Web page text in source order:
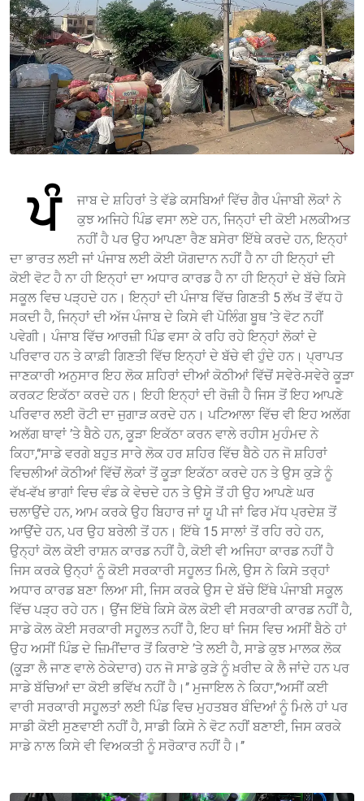
ਪੰ
ਜਾਬ ਦੇ ਸ਼ਹਿਰਾਂ ਤੇ ਵੱਡੇ ਕਸਬਿਆਂ ਵਿੱਚ ਗੈਰ ਪੰਜਾਬੀ ਲੋਕਾਂ ਨੇ
ਕੁਝ ਅਜਿਹੇ ਪਿੰਡ ਵਸਾ ਲਏ ਹਨ, ਜਿਨ੍ਹਾਂ ਦੀ ਕੋਈ ਮਲਕੀਅਤ
ਨਹੀਂ ਹੈ ਪਰ ਉਹ ਆਪਣਾ ਰੈਣ ਬਸੇਰਾ ਇੱਥੇ ਕਰਦੇ ਹਨ, ਇਨ੍ਹਾਂ
ਦਾ ਭਾਰਤ ਲਈ ਜਾਂ ਪੰਜਾਬ ਲਈ ਕੋਈ ਯੋਗਦਾਨ ਨਹੀਂ ਹੈ ਨਾ ਹੀ ਇਨ੍ਹਾਂ ਦੀ
ਕੋਈ ਵੋਟ ਹੈ ਨਾ ਹੀ ਇਨ੍ਹਾਂ ਦਾ ਅਧਾਰ ਕਾਰਡ ਹੈ ਨਾ ਹੀ ਇਨ੍ਹਾਂ ਦੇ ਬੱਚੇ ਕਿਸੇ
ਸਕੂਲ ਵਿਚ ਪੜ੍ਹਦੇ ਹਨ। ਇਨ੍ਹਾਂ ਦੀ ਪੰਜਾਬ ਵਿੱਚ ਗਿਣਤੀ 5 ਲੱਖ ਤੋਂ ਵੱਧ ਹੋ
ਸਕਦੀ ਹੈ, ਜਿਨ੍ਹਾਂ ਦੀ ਅੱਜ ਪੰਜਾਬ ਦੇ ਕਿਸੇ ਵੀ ਪੋਲਿੰਗ ਬੂਥ ’ਤੇ ਵੋਟ ਨਹੀਂ
ਪਵੇਗੀ। ਪੰਜਾਬ ਵਿੱਚ ਆਰਜ਼ੀ ਪਿੰਡ ਵਸਾ ਕੇ ਰਹਿ ਰਹੇ ਇਨ੍ਹਾਂ ਲੋਕਾਂ ਦੇ
ਪਰਿਵਾਰ ਹਨ ਤੇ ਕਾਫ਼ੀ ਗਿਣਤੀ ਵਿੱਚ ਇਨ੍ਹਾਂ ਦੇ ਬੱਚੇ ਵੀ ਹੁੰਦੇ ਹਨ। ਪ੍ਰਾਪਤ
ਜਾਣਕਾਰੀ ਅਨੁਸਾਰ ਇਹ ਲੋਕ ਸ਼ਹਿਰਾਂ ਦੀਆਂ ਕੋਠੀਆਂ ਵਿੱਚੋਂ ਸਵੇਰੇ-ਸਵੇਰੇ ਕੂੜਾ
ਕਰਕਟ ਇਕੱਠਾ ਕਰਦੇ ਹਨ। ਇਹੀ ਇਨ੍ਹਾਂ ਦੀ ਰੋਜ਼ੀ ਹੈ ਜਿਸ ਤੋਂ ਇਹ ਆਪਣੇ
ਪਰਿਵਾਰ ਲਈ ਰੋਟੀ ਦਾ ਜੁਗਾੜ ਕਰਦੇ ਹਨ। ਪਟਿਆਲਾ ਵਿੱਚ ਵੀ ਇਹ ਅਲੱਗ
ਅਲੱਗ ਥਾਵਾਂ ’ਤੇ ਬੈਠੇ ਹਨ, ਕੂੜਾ ਇਕੱਠਾ ਕਰਨ ਵਾਲੇ ਰਹੀਸ ਮੁਹੰਮਦ ਨੇ
ਕਿਹਾ,‘‘ਸਾਡੇ ਵਰਗੇ ਬਹੁਤ ਸਾਰੇ ਲੋਕ ਹਰ ਸ਼ਹਿਰ ਵਿੱਚ ਬੈਠੇ ਹਨ ਜੋ ਸ਼ਹਿਰਾਂ
ਵਿਚਲੀਆਂ ਕੋਠੀਆਂ ਵਿੱਚੋਂ ਲੋਕਾਂ ਤੋਂ ਕੂੜਾ ਇਕੱਠਾ ਕਰਦੇ ਹਨ ਤੇ ਉਸ ਕੁੜੇ ਨੂੰ
ਵੱਖ-ਵੱਖ ਭਾਗਾਂ ਵਿਚ ਵੰਡ ਕੇ ਵੇਚਦੇ ਹਨ ਤੇ ਉਸੇ ਤੋਂ ਹੀ ਉਹ ਆਪਣੇ ਘਰ
ਚਲਾਉਂਦੇ ਹਨ, ਆਮ ਕਰਕੇ ਉਹ ਬਿਹਾਰ ਜਾਂ ਯੂ ਪੀ ਜਾਂ ਫਿਰ ਮੱਧ ਪ੍ਰਦੇ‌ਸ਼ ਤੋਂ
ਆਉਂਦੇ ਹਨ, ਪਰ ਉਹ ਬਰੇਲੀ ਤੋਂ ਹਨ। ਇੱਥੇ 15 ਸਾਲਾਂ ਤੋਂ ਰਹਿ ਰਹੇ ਹਨ,
ਉਨ੍ਹਾਂ ਕੋਲ ਕੋਈ ਰਾਸ਼ਨ ਕਾਰਡ ਨਹੀਂ ਹੈ, ਕੋਈ ਵੀ ਅਜਿਹਾ ਕਾਰਡ ਨਹੀਂ ਹੈ
ਜਿਸ ਕਰਕੇ ਉਨ੍ਹਾਂ ਨੂੰ ਕੋਈ ਸਰਕਾਰੀ ਸਹੂਲਤ ਮਿਲੇ, ਉਸ ਨੇ ਕਿਸੇ ਤਰ੍ਹਾਂ
ਅਧਾਰ ਕਾਰਡ ਬਣਾ ਲਿਆ ਸੀ, ਜਿਸ ਕਰਕੇ ਉਸ ਦੇ ਬੱਚੇ ਇੱਥੇ ਪੰਜਾਬੀ ਸਕੂਲ
ਵਿੱਚ ਪੜ੍ਹ ਰਹੇ ਹਨ। ਉਂਜ ਇੱਥੇ ਕਿਸੇ ਕੋਲ ਕੋਈ ਵੀ ਸਰਕਾਰੀ ਕਾਰਡ ਨਹੀਂ ਹੈ,
ਸਾਡੇ ਕੋਲ ਕੋਈ ਸਰਕਾਰੀ ਸਹੂਲਤ ਨਹੀਂ ਹੈ, ਇਹ ਥਾਂ ਜਿਸ ਵਿਚ ਅਸੀਂ ਬੈਠੇ ਹਾਂ
ਉਹ ਅਸੀਂ ਪਿੰਡ ਦੇ ਜ਼ਿਮੀਂਦਾਰ ਤੋਂ ਕਿਰਾਏ ’ਤੇ ਲਈ ਹੈ, ਸਾਡੇ ਕੁਝ ਮਾਲਕ ਲੋਕ
(ਕੂੜਾ ਲੈ ਜਾਣ ਵਾਲੇ ਠੇਕੇਦਾਰ) ਹਨ ਜੋ ਸਾਡੇ ਕੁੜੇ ਨੂੰ ਖ਼ਰੀਦ ਕੇ ਲੈ ਜਾਂਦੇ ਹਨ ਪਰ
ਸਾਡੇ ਬੱਚਿਆਂ ਦਾ ਕੋਈ ਭਵਿੱਖ ਨਹੀਂ ਹੈ।’’ ਮੁਜਾਇਲ ਨੇ ਕਿਹਾ,‘‘ਅਸੀਂ ਕਈ
ਵਾਰੀ ਸਰਕਾਰੀ ਸਹੂਲਤਾਂ ਲਈ ਪਿੰਡ ਵਿਚ ਮੁਹਤਬਰ ਬੰਦਿਆਂ ਨੂੰ ਮਿਲੇ ਹਾਂ ਪਰ
ਸਾਡੀ ਕੋਈ ਸੁਣਵਾਈ ਨਹੀਂ ਹੈ, ਸਾਡੀ ਕਿਸੇ ਨੇ ਵੋਟ ਨਹੀਂ ਬਣਾਈ, ਜਿਸ ਕਰਕੇ
ਸਾਡੇ ਨਾਲ ਕਿਸੇ ਵੀ ਵਿਅਕਤੀ ਨੂੰ ਸਰੋਕਾਰ ਨਹੀਂ ਹੈ।’’